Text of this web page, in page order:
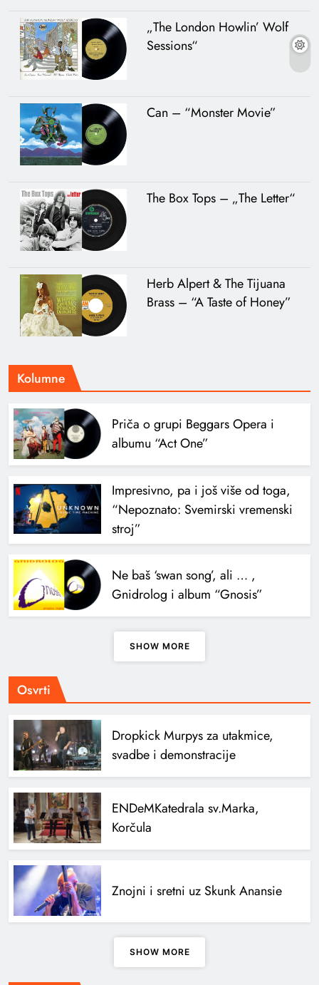
„The London Howlin’ Wolf
Sessions“
Can – “Monster Movie”
The Box Tops – „The Letter“
Herb Alpert & The Tijuana
Brass – “A Taste of Honey”
Kolumne
Priča o grupi Beggars Opera i
albumu “Act One”
Impresivno, pa i još više od toga,
“Nepoznato: Svemirski vremenski
stroj”
Ne baš ‘swan song’, ali … ,
Gnidrolog i album “Gnosis”
SHOW MORE
Osvrti
Dropkick Murpys za utakmice,
svadbe i demonstracije
ENDeMKatedrala sv.Marka,
Korčula
Znojni i sretni uz Skunk Anansie
SHOW MORE